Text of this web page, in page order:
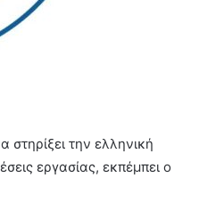
στηρίξει την ελληνική
εργασίας, εκπέμπει ο